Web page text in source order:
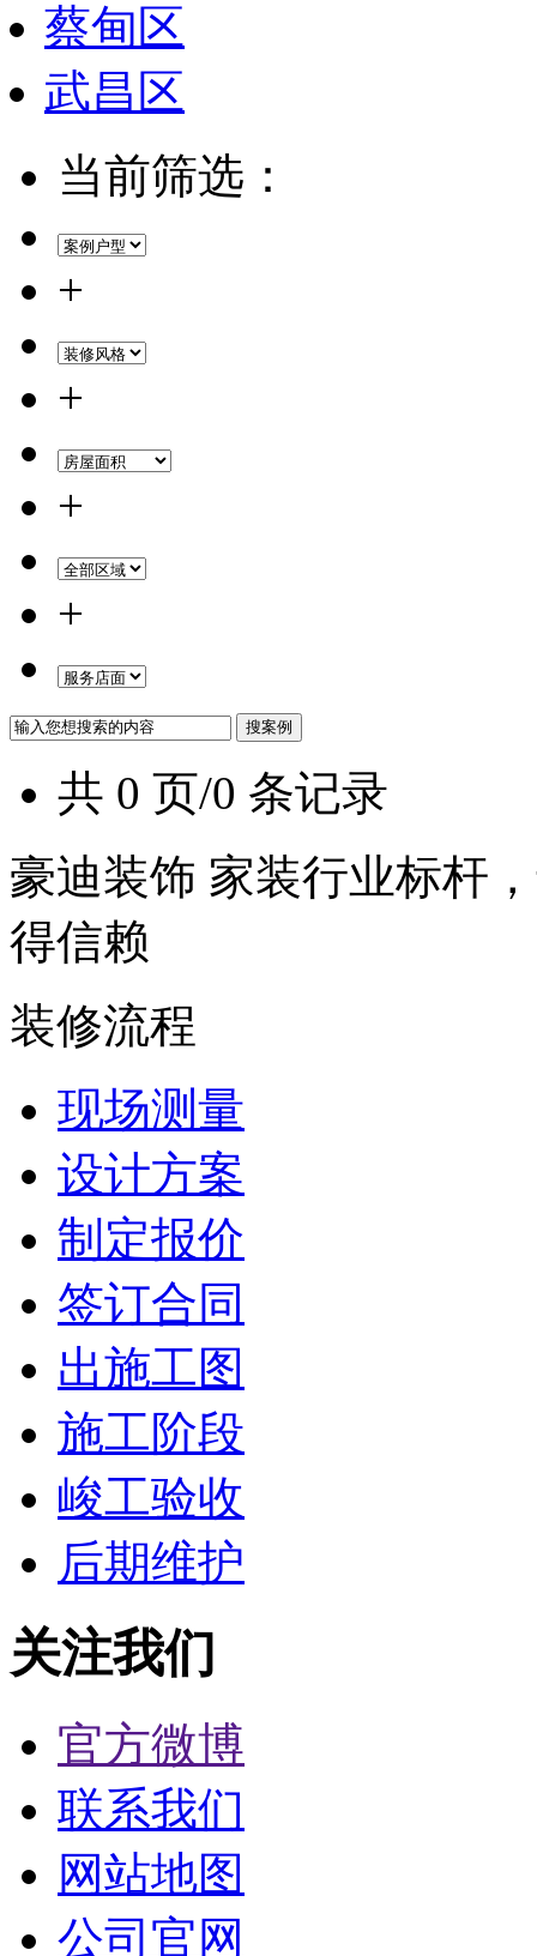
蔡甸区
武昌区
当前筛选：
+
+
+
+
共 0 页/0 条记录
豪迪装饰 家装行业标杆
得信赖
装修流程
现场测量
设计方案
制定报价
签订合同
出施工图
施工阶段
峻工验收
后期维护
关注我们
官方微博
联系我们
网站地图
公司官网